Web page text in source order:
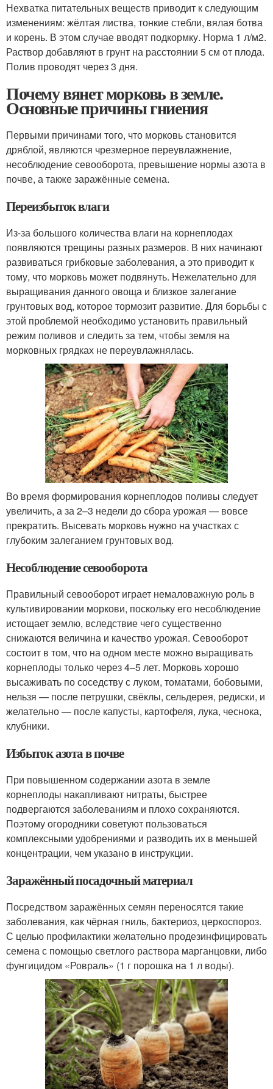
Нехватка питательных веществ приводит к следующим
изменениям: жёлтая листва, тонкие стебли, вялая ботва
и корень. В этом случае вводят подкормку. Норма 1 л/м2.
Раствор добавляют в грунт на расстоянии 5 см от плода.
Полив проводят через 3 дня.
Почему вянет морковь в земле.
Основные причины гниения
Первыми причинами того, что морковь становится
дряблой, являются чрезмерное переувлажнение,
несоблюдение севооборота, превышение нормы азота в
почве, а также заражённые семена.
Переизбыток влаги
Из-за большого количества влаги на корнеплодах
появляются трещины разных размеров. В них начинают
развиваться грибковые заболевания, а это приводит к
тому, что морковь может подвянуть. Нежелательно для
выращивания данного овоща и близкое залегание
грунтовых вод, которое тормозит развитие. Для борьбы с
этой проблемой необходимо установить правильный
режим поливов и следить за тем, чтобы земля на
морковных грядках не переувлажнялась.
Во время формирования корнеплодов поливы следует
увеличить, а за 2–3 недели до сбора урожая — вовсе
прекратить. Высевать морковь нужно на участках с
глубоким залеганием грунтовых вод.
Несоблюдение севооборота
Правильный севооборот играет немаловажную роль в
культивировании моркови, поскольку его несоблюдение
истощает землю, вследствие чего существенно
снижаются величина и качество урожая. Севооборот
состоит в том, что на одном месте можно выращивать
корнеплоды только через 4–5 лет. Морковь хорошо
высаживать по соседству с луком, томатами, бобовыми,
нельзя — после петрушки, свёклы, сельдерея, редиски, и
желательно — после капусты, картофеля, лука, чеснока,
клубники.
Избыток азота в почве
При повышенном содержании азота в земле
корнеплоды накапливают нитраты, быстрее
подвергаются заболеваниям и плохо сохраняются.
Поэтому огородники советуют пользоваться
комплексными удобрениями и разводить их в меньшей
концентрации, чем указано в инструкции.
Заражённый посадочный материал
Посредством заражённых семян переносятся такие
заболевания, как чёрная гниль, бактериоз, церкоспороз.
С целью профилактики желательно продезинфицировать
семена с помощью светлого раствора марганцовки, либо
фунгицидом «Ровраль» (1 г порошка на 1 л воды).